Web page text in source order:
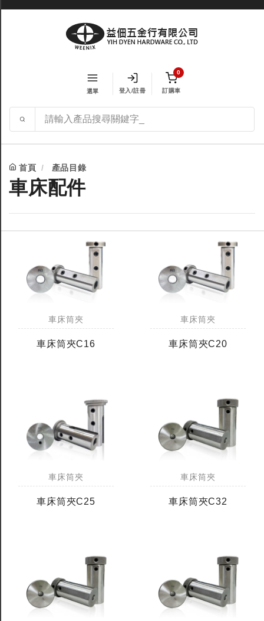
選單 登入/註冊
0
訂購車
首頁 產品目錄
車床配件
車床筒夾
車床筒夾C16
車床筒夾
車床筒夾C20
車床筒夾
車床筒夾C25
車床筒夾
車床筒夾C32